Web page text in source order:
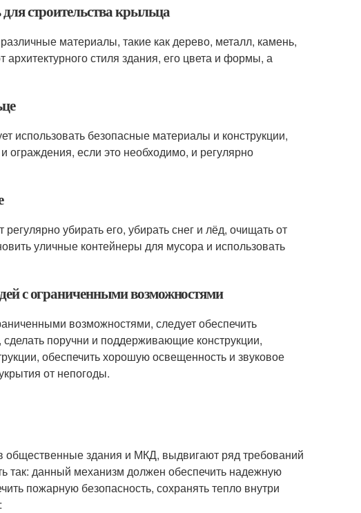
строительства крыльца
материалы, такие как дерево, металл, камень,
архитектурного стиля здания, его цвета и формы, а
использовать безопасные материалы и конструкции,
ограждения, если это необходимо, и регулярно
убирать его, убирать снег и лёд, очищать от
уличные контейнеры для мусора и использовать
с ограниченными возможностями
возможностями, следует обеспечить
поручни и поддерживающие конструкции,
обеспечить хорошую освещенность и звуковое
от непогоды.
здания и МКД, выдвигают ряд требований
так: данный механизм должен обеспечить надежную
пожарную безопасность, сохранять тепло внутри